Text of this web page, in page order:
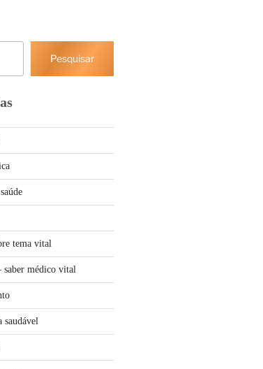
Pesquisar
tema vital
médico vital
saudável